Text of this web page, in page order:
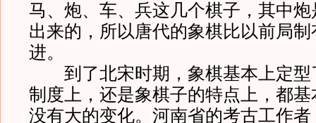
马、炮、车、兵这几个棋子，其中
出来的，所以唐代的象棋比以前局
进。
到了北宋时期，象棋基本上定型
制度上，还是象棋子的特点上，都
没有大的变化。河南省的考古工作